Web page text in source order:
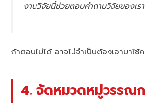
งานวิจัยนี้ช่วยตอบคำถามวิจัยของเร
ถ้าตอบไม่ได้ อาจไม่จำเป็นต้องเอามาใช้
4. จัดหมวดหมู่วรรณก